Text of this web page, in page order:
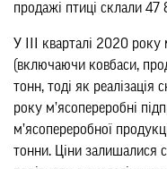
продажі птиці склали 47
У ІІІ кварталі 2020 року
(включаючи ковбаси,
тонн, тоді як реалізація
року м’ясопереробні
м’ясопереробної
тонни. Ціни залишалися